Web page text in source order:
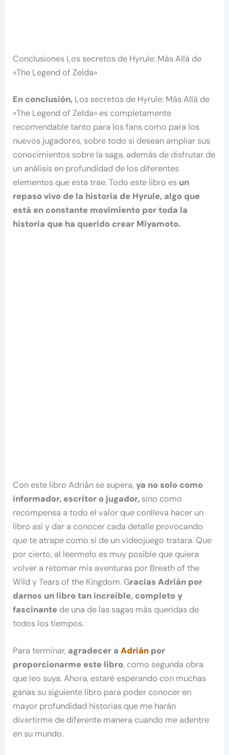
Conclusiones Los secretos de Hyrule: Más Allá de
«The Legend of Zelda»
En conclusión, Los secretos de Hyrule: Más Allá de
«The Legend of Zelda» es completamente
recomendable tanto para los fans como para los
nuevos jugadores, sobre todo si desean ampliar sus
conocimientos sobre la saga, además de disfrutar de
un análisis en profundidad de los diferentes
elementos que esta trae. Todo este libro es un
repaso vivo de la historia de Hyrule, algo que
está en constante movimiento por toda la
historia que ha querido crear Miyamoto.
Con este libro Adrián se supera,ya no solo como
informador, escritor o jugador, sino como
recompensa a todo el valor que conlleva hacer un
libro así y dar a conocer cada detalle provocando
que te atrape como si de un videojuego tratara. Que
por cierto, al leermelo es muy posible que quiera
volver a retomar mis aventuras por Breath of the
Wild y Tears of the Kingdom. Gracias Adrián por
darnos un libro tan increíble, completo y
fascinante de una de las sagas más queridas de
todos los tiempos.
Para terminar, agradecer aAdrián por
proporcionarme este libro, como segunda obra
que leo suya. Ahora, estaré esperando con muchas
ganas su siguiente libro para poder conocer en
mayor profundidad historias que me harán
divertirme de diferente manera cuando me adentre
en su mundo.